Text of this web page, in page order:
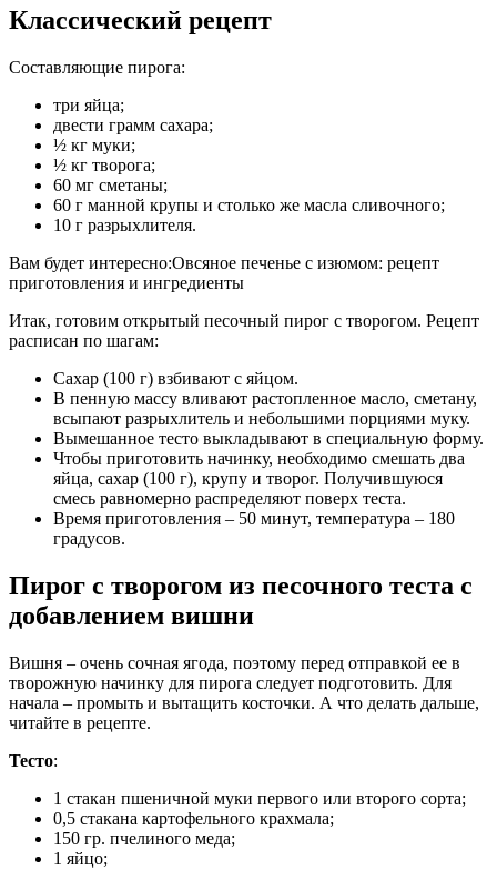
Классический рецепт
Составляющие пирога:
три яйца;
двести грамм сахара;
½ кг муки;
½ кг творога;
60 мг сметаны;
60 г манной крупы и столько же масла сливочного;
10 г разрыхлителя.
Вам будет интересно:Овсяное печенье с изюмом: рецепт
приготовления и ингредиенты
Итак, готовим открытый песочный пирог с творогом. Рецепт
расписан по шагам:
Сахар (100 г) взбивают с яйцом.
В пенную массу вливают растопленное масло, сметану,
всыпают разрыхлитель и небольшими порциями муку.
Вымешанное тесто выкладывают в специальную форму.
Чтобы приготовить начинку, необходимо смешать два
яйца, сахар (100 г), крупу и творог. Получившуюся
смесь равномерно распределяют поверх теста.
Время приготовления – 50 минут, температура – 180
градусов.
Пирог с творогом из песочного теста с
добавлением вишни
Вишня – очень сочная ягода, поэтому перед отправкой ее в
творожную начинку для пирога следует подготовить. Для
начала – промыть и вытащить косточки. А что делать дальше,
читайте в рецепте.
Тесто:
1 стакан пшеничной муки первого или второго сорта;
0,5 стакана картофельного крахмала;
150 гр. пчелиного меда;
1 яйцо;